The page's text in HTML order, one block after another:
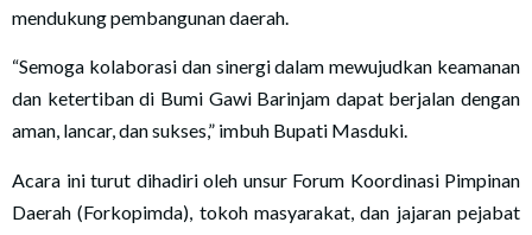
mendukung pembangunan daerah.
“Semoga kolaborasi dan sinergi dalam mewujudkan keamanan
dan ketertiban di Bumi Gawi Barinjam dapat berjalan dengan
aman, lancar, dan sukses,” imbuh Bupati Masduki.
Acara ini turut dihadiri oleh unsur Forum Koordinasi Pimpinan
Daerah (Forkopimda), tokoh masyarakat, dan jajaran pejabat